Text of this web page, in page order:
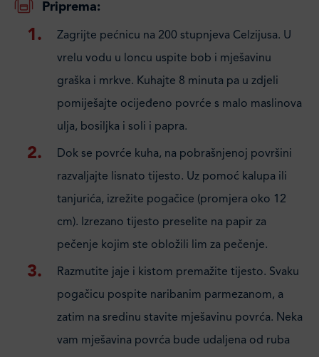
Priprema:
Zagrijte pećnicu na 200 stupnjeva Celzijusa. U
vrelu vodu u loncu uspite bob i mješavinu
graška i mrkve. Kuhajte 8 minuta pa u zdjeli
pomiješajte ocijeđeno povrće s malo maslinova
ulja, bosiljka i soli i papra.
Dok se povrće kuha, na pobrašnjenoj površini
razvaljajte lisnato tijesto. Uz pomoć kalupa ili
tanjurića, izrežite pogačice (promjera oko 12
cm). Izrezano tijesto preselite na papir za
pečenje kojim ste obložili lim za pečenje.
Razmutite jaje i kistom premažite tijesto. Svaku
pogačicu pospite naribanim parmezanom, a
zatim na sredinu stavite mješavinu povrća. Neka
vam mješavina povrća bude udaljena od ruba